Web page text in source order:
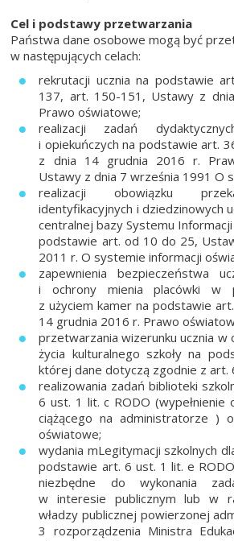
Cel i podstawy przetwarzania
Państwa dane osobowe mogą być
w następujących celach:
rekrutacji ucznia na podstawie
137, art. 150-151, Ustawy z
Prawo oświatowe;
realizacji zadań
i opiekuńczych na podstawie art.
z dnia 14 grudnia 2016 r.
Ustawy z dnia 7 września 1991 O
realizacji obowiązku
identyfikacyjnych i dziedzinowych
centralnej bazy Systemu
podstawie art. od 10 do 25,
2011 r. O systemie informacji
zapewnienia bezpieczeństwa
i ochrony mienia placówki w
z użyciem kamer na podstawie
14 grudnia 2016 r. Prawo
przetwarzania wizerunku ucznia w
życia kulturalnego szkoły na
której dane dotyczą zgodnie z art.
realizowania zadań biblioteki
6 ust. 1 lit. c RODO (wypełnienie
ciążącego na administratorze )
oświatowe;
wydania mLegitymacji szkolnych
podstawie art. 6 ust. 1 lit. e
niezbędne do wykonania
w interesie publicznym lub w
władzy publicznej powierzonej
3 rozporządzenia Ministra